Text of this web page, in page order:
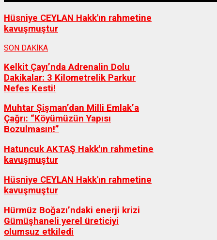
Hüsniye CEYLAN Hakk'ın rahmetine
kavuşmuştur
SON DAKİKA
Kelkit Çayı’nda Adrenalin Dolu
Dakikalar: 3 Kilometrelik Parkur
Nefes Kesti!
Muhtar Şişman’dan Milli Emlak’a
Çağrı: “Köyümüzün Yapısı
Bozulmasın!”
Hatuncuk AKTAŞ Hakk'ın rahmetine
kavuşmuştur
Hüsniye CEYLAN Hakk'ın rahmetine
kavuşmuştur
Hürmüz Boğazı’ndaki enerji krizi
Gümüşhaneli yerel üreticiyi
olumsuz etkiledi